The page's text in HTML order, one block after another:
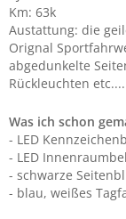
Km: 63k
Austattung: die
Orignal
abgedunkelte
Rückleuchten etc....
Was ich schon
- LED
- LED
- schwarze
- blau, weißes